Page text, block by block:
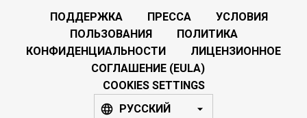
ПОДДЕРЖКА ПРЕССА
УСЛОВИЯ
ПОЛЬЗОВАНИЯ
ПОЛИТИКА
КОНФИДЕНЦИАЛЬНОСТИ
ЛИЦЕНЗИОННОЕ
СОГЛАШЕНИЕ (EULA)
COOKIES SETTINGS
РУССКИЙ